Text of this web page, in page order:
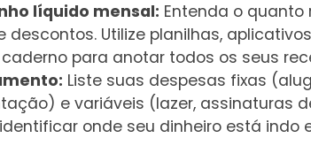
líquido mensal: Entenda o quanto
descontos. Utilize planilhas,
para anotar todos os seus
Liste suas despesas fixas
e variáveis (lazer, assinaturas
onde seu dinheiro está indo